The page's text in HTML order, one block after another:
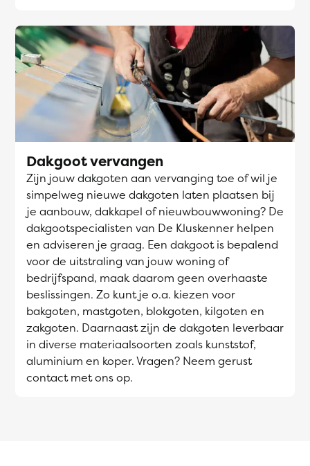
Dakgoot vervangen
Zijn jouw dakgoten aan vervanging toe of wil je
simpelweg nieuwe dakgoten laten plaatsen bij
je aanbouw, dakkapel of nieuwbouwwoning? De
dakgootspecialisten van De Kluskenner helpen
en adviseren je graag. Een dakgoot is bepalend
voor de uitstraling van jouw woning of
bedrijfspand, maak daarom geen overhaaste
beslissingen. Zo kunt je o.a. kiezen voor
bakgoten, mastgoten, blokgoten, kilgoten en
zakgoten. Daarnaast zijn de dakgoten leverbaar
in diverse materiaalsoorten zoals kunststof,
aluminium en koper. Vragen? Neem gerust
contact met ons op.